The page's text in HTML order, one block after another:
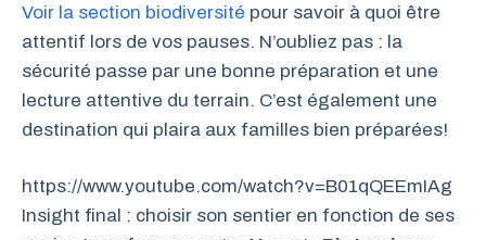
Voir la section biodiversité pour savoir à quoi être
attentif lors de vos pauses. N’oubliez pas : la
sécurité passe par une bonne préparation et une
lecture attentive du terrain. C’est également une
destination qui plaira aux familles bien préparées!
https://www.youtube.com/watch?v=B01qQEEmIAg
Insight final : choisir son sentier en fonction de ses